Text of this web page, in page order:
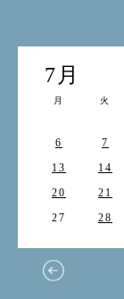
7月
月 火
6
7
13
14
20
21
27
28